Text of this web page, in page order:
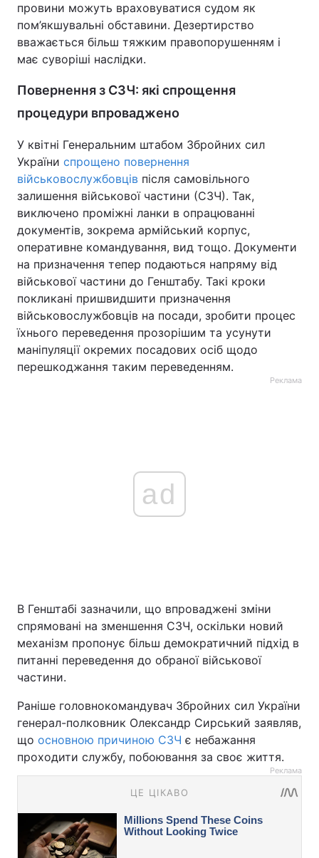
провини можуть враховуватися судом як
пом’якшувальні обставини. Дезертирство
вважається більш тяжким правопорушенням і
має суворіші наслідки.
Повернення з СЗЧ: які спрощення
процедури впроваджено
У квітні Генеральним штабом Збройних сил
України спрощено повернення
військовослужбовців після самовільного
залишення військової частини (СЗЧ). Так,
виключено проміжні ланки в опрацюванні
документів, зокрема армійський корпус,
оперативне командування, вид тощо. Документи
на призначення тепер подаються напряму від
військової частини до Генштабу. Такі кроки
покликані пришвидшити призначення
військовослужбовців на посади, зробити процес
їхнього переведення прозорішим та усунути
маніпуляції окремих посадових осіб щодо
перешкоджання таким переведенням.
Реклама
ad
В Генштабі зазначили, що впроваджені зміни
спрямовані на зменшення СЗЧ, оскільки новий
механізм пропонує більш демократичний підхід в
питанні переведення до обраної військової
частини.
Раніше головнокомандувач Збройних сил України
генерал-полковник Олександр Сирський заявляв,
що основною причиною СЗЧ є небажання
проходити службу, побоювання за своє життя.
Реклама